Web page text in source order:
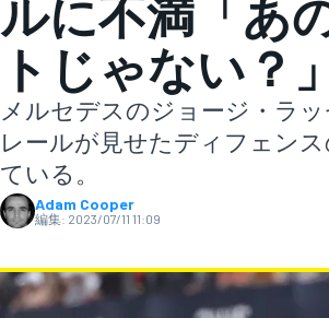
スーパーフォーミュラ
スーパーGT
ルに不満「あ
トじゃない？」
メルセデスのジョージ・ラ
レールが見せたディフェン
ている。
Adam Cooper
編集: 2023/07/11 11:09